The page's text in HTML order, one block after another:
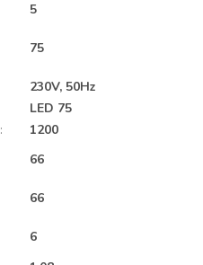
5
75
230V, 50Hz
LED 75
:
1200
66
66
6